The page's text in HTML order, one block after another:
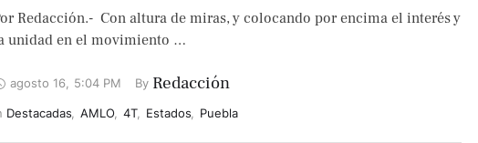
Redacción.- Con altura de miras, y colocando por encima el interés y
unidad en el movimiento …
agosto 16, 5:04 PM By Redacción
Destacadas, AMLO, 4T, Estados, Puebla